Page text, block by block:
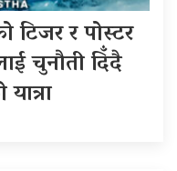
टिजर र पोस्टर
चुनौती दिँदै